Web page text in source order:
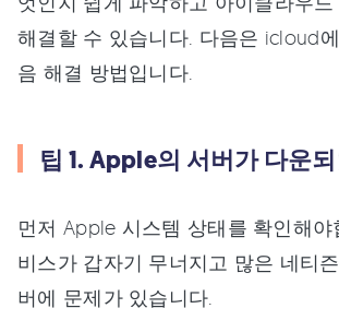
해결할 수 있습니다. 다음은 icloud
음 해결 방법입니다.
팁 1. Apple의 서버가 다운
먼저 Apple 시스템 상태를 확인해야
비스가 갑자기 무너지고 많은 네티
버에 문제가 있습니다.